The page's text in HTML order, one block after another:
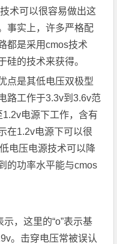
术可以很容易做出这
事实上，许多严格配
都是采用cmos技术
硅的技术来获得。
是其低电压双极型
路工作于3.3v到3.6v范
电源下工作，含有
在1.2v电源下可以很
电压电源技术可以降
的功率水平能与cmos
，这里的“o”表示基
。击穿电压常被误认